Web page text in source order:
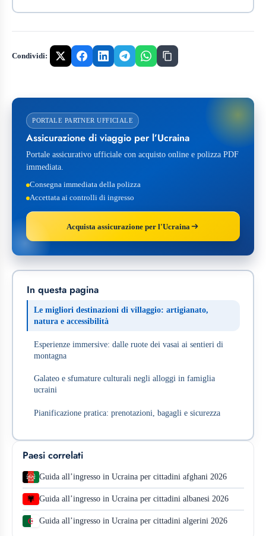
Condividi:
PORTALE PARTNER UFFICIALE
Assicurazione di viaggio per l’Ucraina
Portale assicurativo ufficiale con acquisto online e polizza PDF
immediata.
Consegna immediata della polizza
Accettata ai controlli di ingresso
Acquista assicurazione per l'Ucraina
In questa pagina
Le migliori destinazioni di villaggio: artigianato,
natura e accessibilità
Esperienze immersive: dalle ruote dei vasai ai sentieri di
montagna
Galateo e sfumature culturali negli alloggi in famiglia
ucraini
Pianificazione pratica: prenotazioni, bagagli e sicurezza
Paesi correlati
Guida all’ingresso in Ucraina per cittadini afghani 2026
Guida all’ingresso in Ucraina per cittadini albanesi 2026
Guida all’ingresso in Ucraina per cittadini algerini 2026